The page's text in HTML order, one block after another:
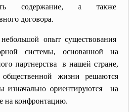
содержание, а также
договора.
опыт существования
системы, основанной на
партнерства в нашей стране,
жизни решаются
изначально ориентируются на
на конфронтацию.